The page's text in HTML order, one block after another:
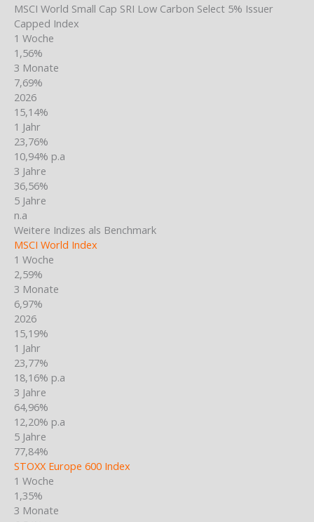
MSCI World Small Cap SRI Low Carbon Select 5% Issuer
Capped Index
1 Woche
1,56%
3 Monate
7,69%
2026
15,14%
1 Jahr
23,76%
10,94% p.a
3 Jahre
36,56%
5 Jahre
n.a
Weitere Indizes als Benchmark
MSCI World Index
1 Woche
2,59%
3 Monate
6,97%
2026
15,19%
1 Jahr
23,77%
18,16% p.a
3 Jahre
64,96%
12,20% p.a
5 Jahre
77,84%
STOXX Europe 600 Index
1 Woche
1,35%
3 Monate